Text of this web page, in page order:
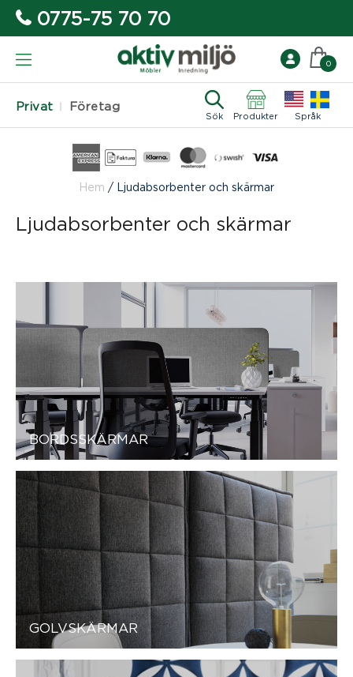
0775-75 70 70
Privat Företag
Sök Produkter Språk
0
Hem / Ljudabsorbenter och skärmar
Ljudabsorbenter och skärmar
BORDSSKÄRMAR
GOLVSKÄRMAR